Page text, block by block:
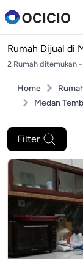
Rumah Dijual di
2 Rumah ditemukan -
Home
Medan
Filter